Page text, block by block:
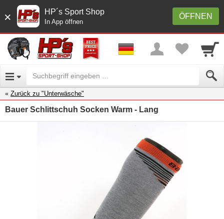
× ÖFFNEN
HP´s Sport Shop
In App öffnen
Zurück zu "Unterwäsche"
Bauer Schlittschuh Socken Warm - Lang